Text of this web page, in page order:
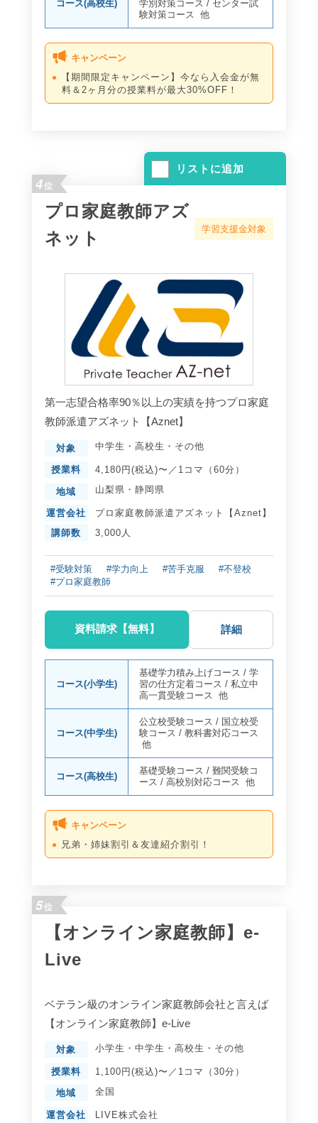
コース(高校生) 学別対策コース /センター試
験対策コース
他
キャンペーン
【期間限定キャンペーン】今なら入会金が無
料＆2ヶ月分の授業料が最大30%OFF！
リストに追加
4位
プロ家庭教師アズ
ネット
学習支援金対象
第一志望合格率90％以上の実績を持つプロ家庭
教師派遣アズネット【Aznet】
対象 中学生 ・ 高校生 ・ その他
授業料 4,180円(税込)〜／1コマ（60分）
地域 山梨県 ・ 静岡県
運営会社
プロ家庭教師派遣アズネット【Aznet】
講師数
3,000人
#受験対策 #学力向上 #苦手克服
#不登校
#プロ家庭教師
資料請求【無料】 詳細
コース(小学生)
基礎学力積み上げコース /学
習の仕方定着コース /私立中
高一貫受験コース 他
コース(中学生)
公立校受験コース /国立校受
験コース /教科書対応コース
他
コース(高校生)
基礎受験コース /難関受験コ
ース /高校別対応コース 他
キャンペーン
兄弟・姉妹割引＆友達紹介割引！
5位
【オンライン家庭教師】e-
Live
ベテラン級のオンライン家庭教師会社と言えば
【オンライン家庭教師】e-Live
対象 小学生 ・ 中学生 ・ 高校生 ・ その他
授業料 1,100円(税込)〜／1コマ（30分）
地域 全国
運営会社
LIVE株式会社